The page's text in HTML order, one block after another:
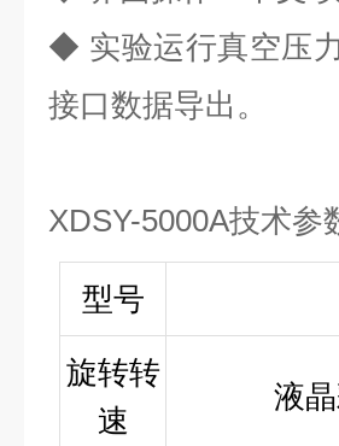
◆ 实验运行真空压
接口数据导出。
XDSY-5000A技术参
型号
旋转转
速
液